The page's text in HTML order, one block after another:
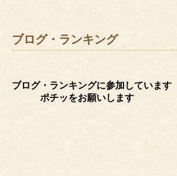
ブログ・ランキング
ブログ・ランキングに参加しています
ポチッをお願いします